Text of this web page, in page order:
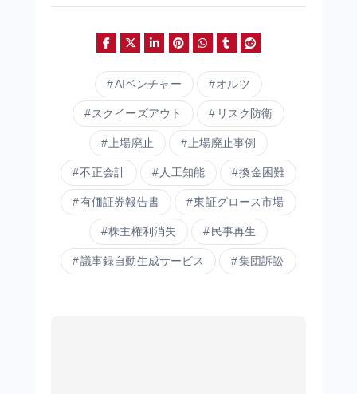
AIベンチャー オルツ
スクイーズアウト リスク防衛
上場廃止 上場廃止事例
不正会計 人工知能 換金困難
有価証券報告書 東証グロース市場
株主権利消失 民事再生
議事録自動生成サービス 集団訴訟